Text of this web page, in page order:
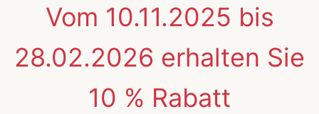
Vom 10.11.2025 bis
28.02.2026 erhalten Sie
10 % Rabatt